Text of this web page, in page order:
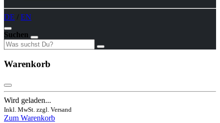
DE / EN
Suchen
Warenkorb
Wird geladen...
Inkl. MwSt. zzgl. Versand
Zum Warenkorb